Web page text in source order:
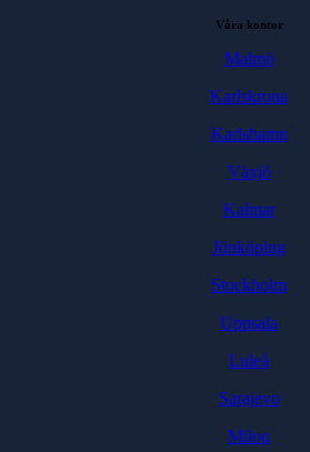
Våra kontor
Malmö
Karlskrona
Karlshamn
Växjö
Kalmar
Jönköping
Stockholm
Uppsala
Luleå
Sarajevo
Milou